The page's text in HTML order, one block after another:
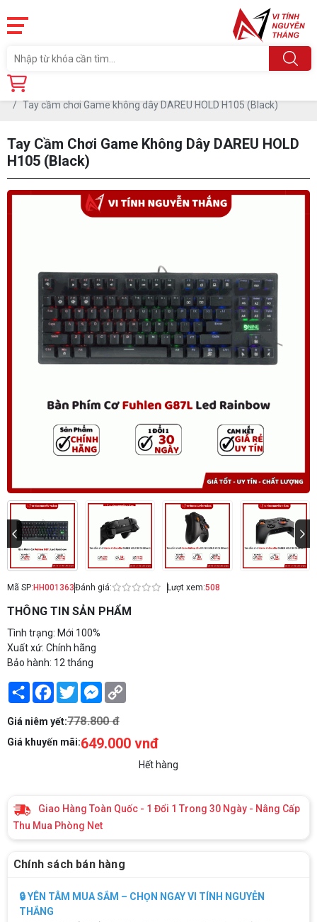
Trang chủ
Tay cầm chơi Game không dây DAREU HOLD H105 (Black)
Tay Cầm Chơi Game Không Dây DAREU HOLD
H105 (Black)
Mã SP: HH001363Đánh giá: Lượt xem:508
THÔNG TIN SẢN PHẨM
Tình trạng: Mới 100%
Xuất xứ: Chính hãng
Bảo hành: 12 tháng
Share Facebook
TwitterMessenger
Giá niêm yết:778.800 đ
Giá khuyến mãi:649.000 vnđ
Hết hàng
Giao Hàng Toàn Quốc - 1 Đổi 1 Trong 30 Ngày - Nâng Cấp
Thu Mua Phòng Net
Chính sách bán hàng
🔒 YÊN TÂM MUA SẮM – CHỌN NGAY VI TÍNH NGUYỄN
THẮNG